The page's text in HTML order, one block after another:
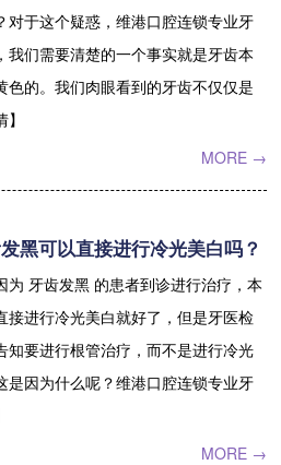
对于这个疑惑，维港口腔连锁专业牙
我们需要清楚的一个事实就是牙齿本
色的。我们肉眼看到的牙齿不仅仅是
MORE →
黑可以直接进行冷光美白吗？
为 牙齿发黑 的患者到诊进行治疗，本
接进行冷光美白就好了，但是牙医检
知要进行根管治疗，而不是进行冷光
是因为什么呢？维港口腔连锁专业牙
MORE →